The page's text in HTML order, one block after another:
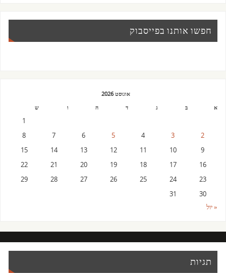
חפשו אותנו בפייסבוק
אוגוסט 2026
א
ב ג ד ה ו ש
1
2
3
4
5
6
7
8
9
10
11
12
13
14
15
16
17
18
19
20
21
22
23
24
25
26
27
28
29
30
31
« יול
תגיות